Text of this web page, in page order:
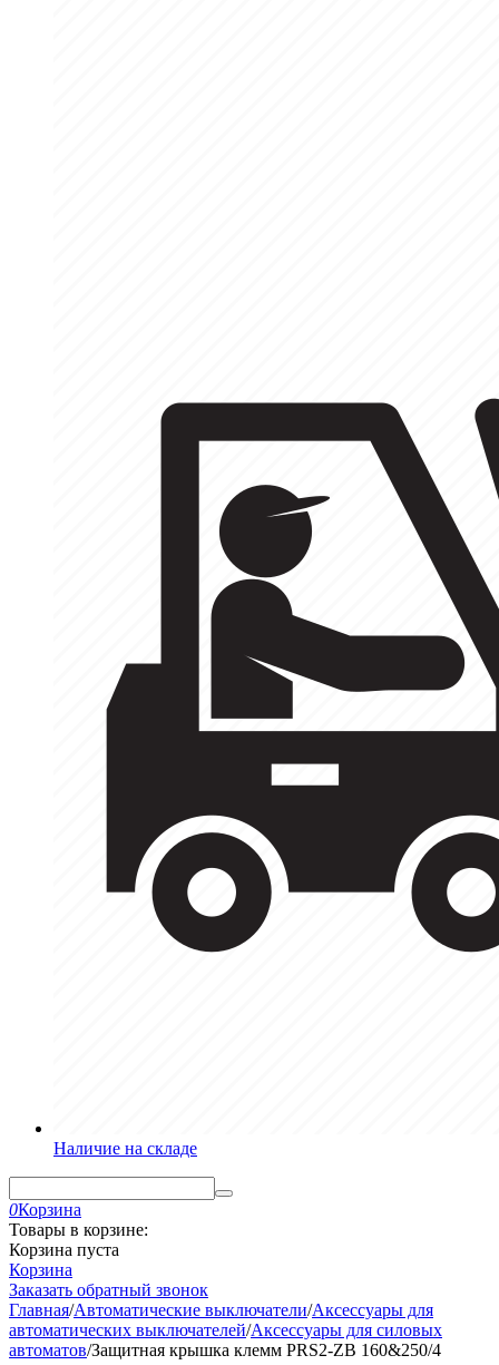
Наличие на складе
0Корзина
Товары в корзине:
Корзина пуста
Корзина
Заказать обратный звонок
Главная/Автоматические выключатели/Аксессуары для
автоматических выключателей/Аксессуары для силовых
автоматов/Защитная крышка клемм PRS2-ZB 160&250/4